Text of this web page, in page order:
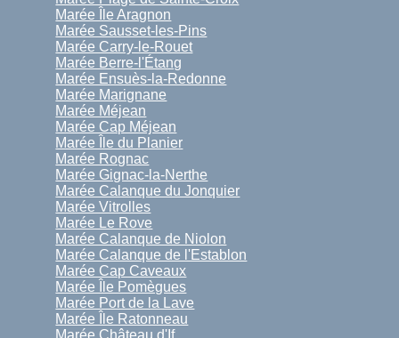
Marée Île Aragnon
Marée Sausset-les-Pins
Marée Carry-le-Rouet
Marée Berre-l'Étang
Marée Ensuès-la-Redonne
Marée Marignane
Marée Méjean
Marée Cap Méjean
Marée Île du Planier
Marée Rognac
Marée Gignac-la-Nerthe
Marée Calanque du Jonquier
Marée Vitrolles
Marée Le Rove
Marée Calanque de Niolon
Marée Calanque de l'Establon
Marée Cap Caveaux
Marée Île Pomègues
Marée Port de la Lave
Marée Île Ratonneau
Marée Château d'If